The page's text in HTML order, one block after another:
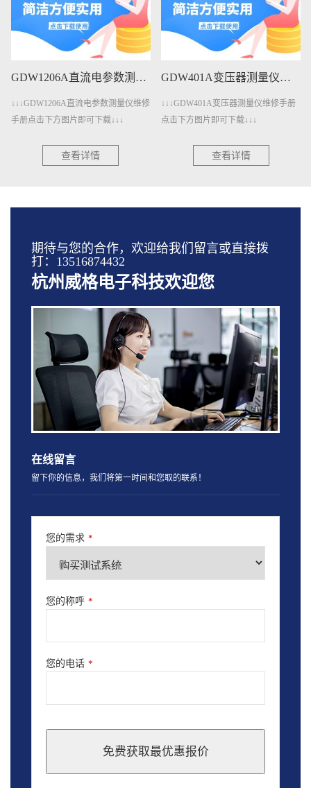
GDW1206A直流电参数测量仪维修手册下载
↓↓↓GDW1206A直流电参数测量仪维修
手册点击下方图片即可下载↓↓↓
查看详情
GDW401A变压器测量仪维修手册下载
↓↓↓GDW401A变压器测量仪维修手册
点击下方图片即可下载↓↓↓
查看详情
期待与您的合作，欢迎给我们留言或直接拨
打：13516874432
杭州威格电子科技欢迎您
在线留言
留下你的信息，我们将第一时间和您取的联系！
您的需求 *
您的称呼 *
您的电话 *
免费获取最优惠报价